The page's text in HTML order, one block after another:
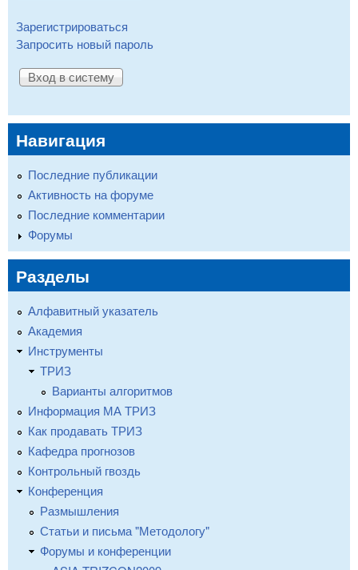
Зарегистрироваться
Запросить новый пароль
Навигация
Последние публикации
Активность на форуме
Последние комментарии
Форумы
Разделы
Алфавитный указатель
Академия
Инструменты
ТРИЗ
Варианты алгоритмов
Информация МА ТРИЗ
Как продавать ТРИЗ
Кафедра прогнозов
Контрольный гвоздь
Конференция
Размышления
Статьи и письма "Методологу"
Форумы и конференции